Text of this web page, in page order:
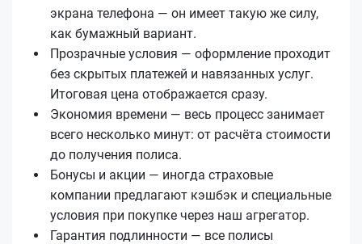
экрана телефона — он имеет такую же силу,
как бумажный вариант.
Прозрачные условия — оформление проходит
без скрытых платежей и навязанных услуг.
Итоговая цена отображается сразу.
Экономия времени — весь процесс занимает
всего несколько минут: от расчёта стоимости
до получения полиса.
Бонусы и акции — иногда страховые
компании предлагают кэшбэк и специальные
условия при покупке через наш агрегатор.
Гарантия подлинности — все полисы